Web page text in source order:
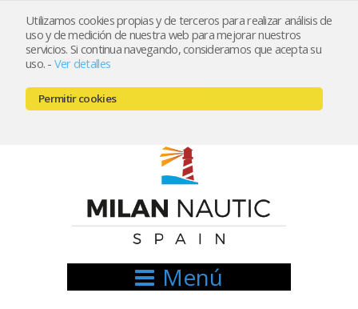
Utilizamos cookies propias y de terceros para realizar análisis de
uso y de medición de nuestra web para mejorar nuestros
servicios. Si continua navegando, consideramos que acepta su
uso. - Ver detalles
Permitir cookies
Registrarse Mi cuenta
666521122 // 654999333
Menú